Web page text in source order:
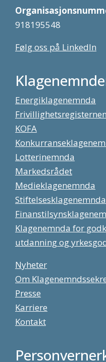
918195548
Følg oss på LinkedIn
Energiklagenemnda
KOFA
Lotterinemnda
Markedsrådet
Medieklagenemnda
Stiftelsesklagenemnda
Klagenemnda for
utdanning og
Nyheter
Om
Presse
Karriere
Kontakt